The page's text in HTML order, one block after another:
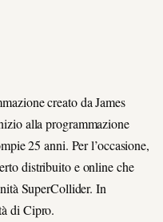
creato da James
alla programmazione
25 anni. Per l’occasione,
distribuito e online che
SuperCollider. In
di Cipro.